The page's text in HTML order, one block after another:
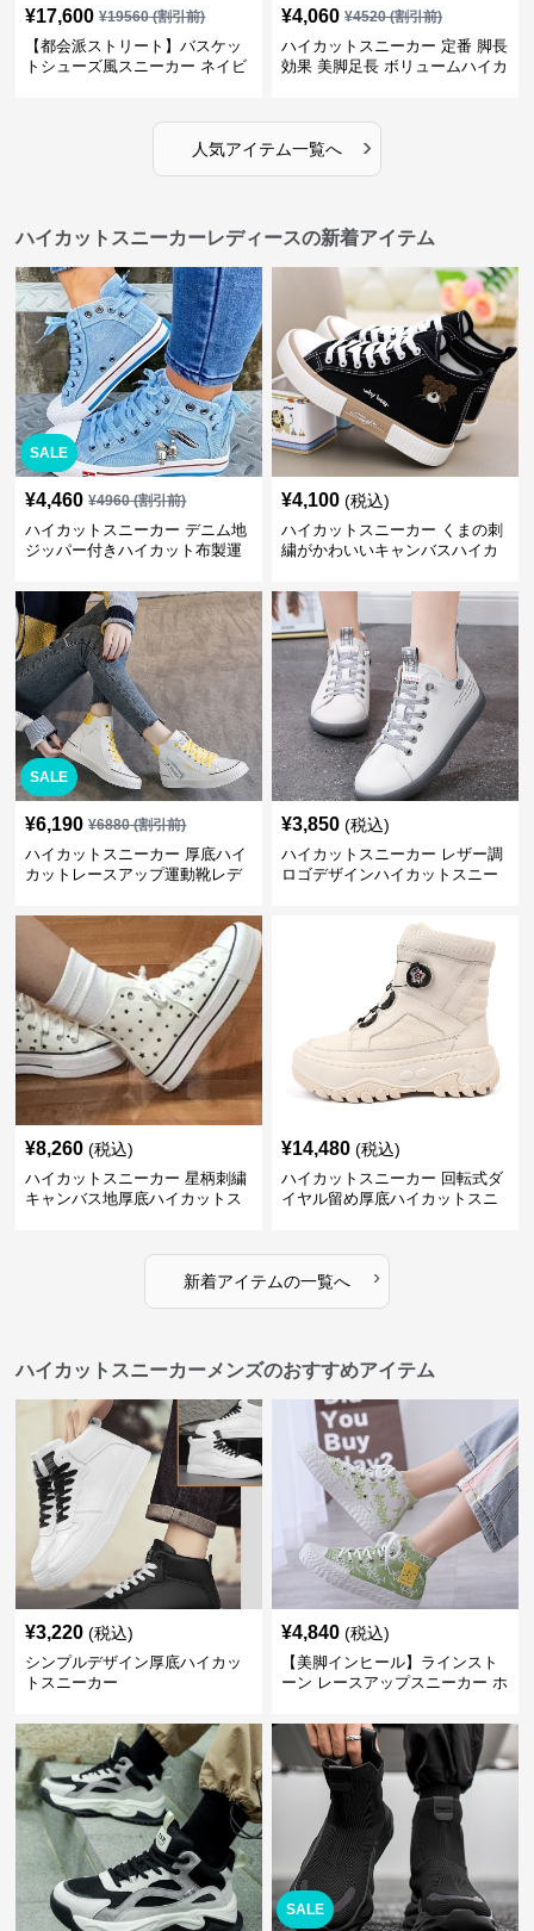
¥17,600 ¥19560(割引前)
【都会派ストリート】バスケッ
トシューズ風スニーカー ネイビ
¥4,060 ¥4520(割引前)
ハイカットスニーカー 定番 脚長
効果 美脚足長 ボリュームハイカ
かわいい
人気アイテム一覧へ ›
ハイカットスニーカーレディースの新着アイテム
SALE
¥4,460 ¥4960(割引前)
ハイカットスニーカー デニム地
ジッパー付きハイカット布製運
¥4,100 (税込)
ハイカットスニーカー くまの刺
繍がかわいいキャンバスハイカ
SALE
¥6,190 ¥6880(割引前)
ハイカットスニーカー 厚底ハイ
カットレースアップ運動靴レデ
¥3,850 (税込)
ハイカットスニーカー レザー調
ロゴデザインハイカットスニー
¥8,260 (税込)
ハイカットスニーカー 星柄刺繍
キャンバス地厚底ハイカットス
¥14,480 (税込)
ハイカットスニーカー 回転式ダ
イヤル留め厚底ハイカットスニ
新着アイテムの一覧へ ›
ハイカットスニーカーメンズのおすすめアイテム
¥3,220 (税込)
シンプルデザイン厚底ハイカッ
トスニーカー
¥4,840 (税込)
【美脚インヒール】ラインスト
ーン レースアップスニーカー ホ
SALE